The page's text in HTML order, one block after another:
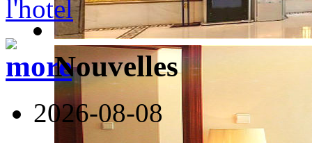
Nouvelles
2026-08-08